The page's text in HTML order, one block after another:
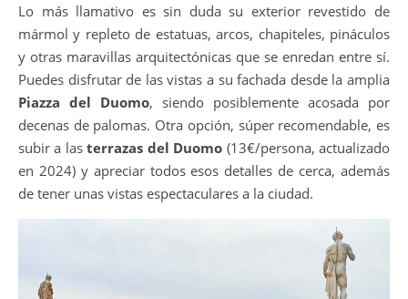
Lo más llamativo es sin duda su exterior revestido de
mármol y repleto de estatuas, arcos, chapiteles, pináculos
y otras maravillas arquitectónicas que se enredan entre sí.
Puedes disfrutar de las vistas a su fachada desde la amplia
Piazza del Duomo, siendo posiblemente acosada por
decenas de palomas. Otra opción, súper recomendable, es
subir a lasterrazas del Duomo (13€/persona, actualizado
en 2024) y apreciar todos esos detalles de cerca, además
de tener unas vistas espectaculares a la ciudad.